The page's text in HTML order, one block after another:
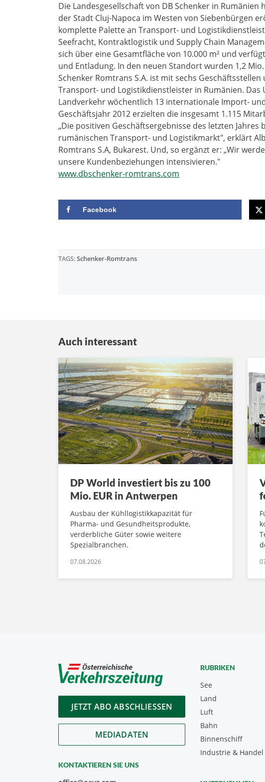
Die Landesgesellschaft von DB Schenker in
der Stadt Cluj-Napoca im Westen von Siebenbürgen
komplette Palette an Transport- und
Seefracht, Kontraktlogistik und Supply Chain
sich über eine Gesamtfläche von 10.000 m² und
und Entladung. In den neuen Standort wurden 1,2
Schenker Romtrans S.A. ist mit sechs
Transport- und Logistikdienstleister in Rumänien.
Landverkehr wöchentlich 13 internationale Import-
Geschäftsjahr 2012 erzielten die insgesamt 1.115
„Die positiven Geschäftsergebnisse des letzten
rumänischen Transport- und Logistikmarkt", erklärt
Romtrans S.A, Bukarest. Und, so ergänzt er: „Wir
unsere Kundenbeziehungen intensivieren."
www.dbschenker-romtrans.com
Facebook
TAGS:Schenker-Romtrans
Auch interessant
DP World investiert bis zu 100
Mio. EUR in Antwerpen
Ausbau der Kühllogistikkapazität für
Pharma- und Gesundheitsprodukte,
verderbliche Güter sowie weitere
Spezialbranchen.
07.08.2026
JETZT ABO ABSCHLIESSEN
MEDIADATEN
KONTAKTIEREN SIE UNS
RUBRIKEN
See
Land
Luft
Bahn
Binnenschiff
Industrie & Handel